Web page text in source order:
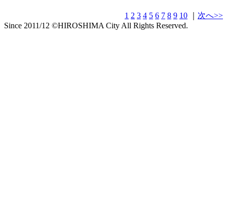
1 2 3 4 5 6 7 8 9 10
次へ>>
Since 2011/12 ©HIROSHIMA City All Rights Reserved.